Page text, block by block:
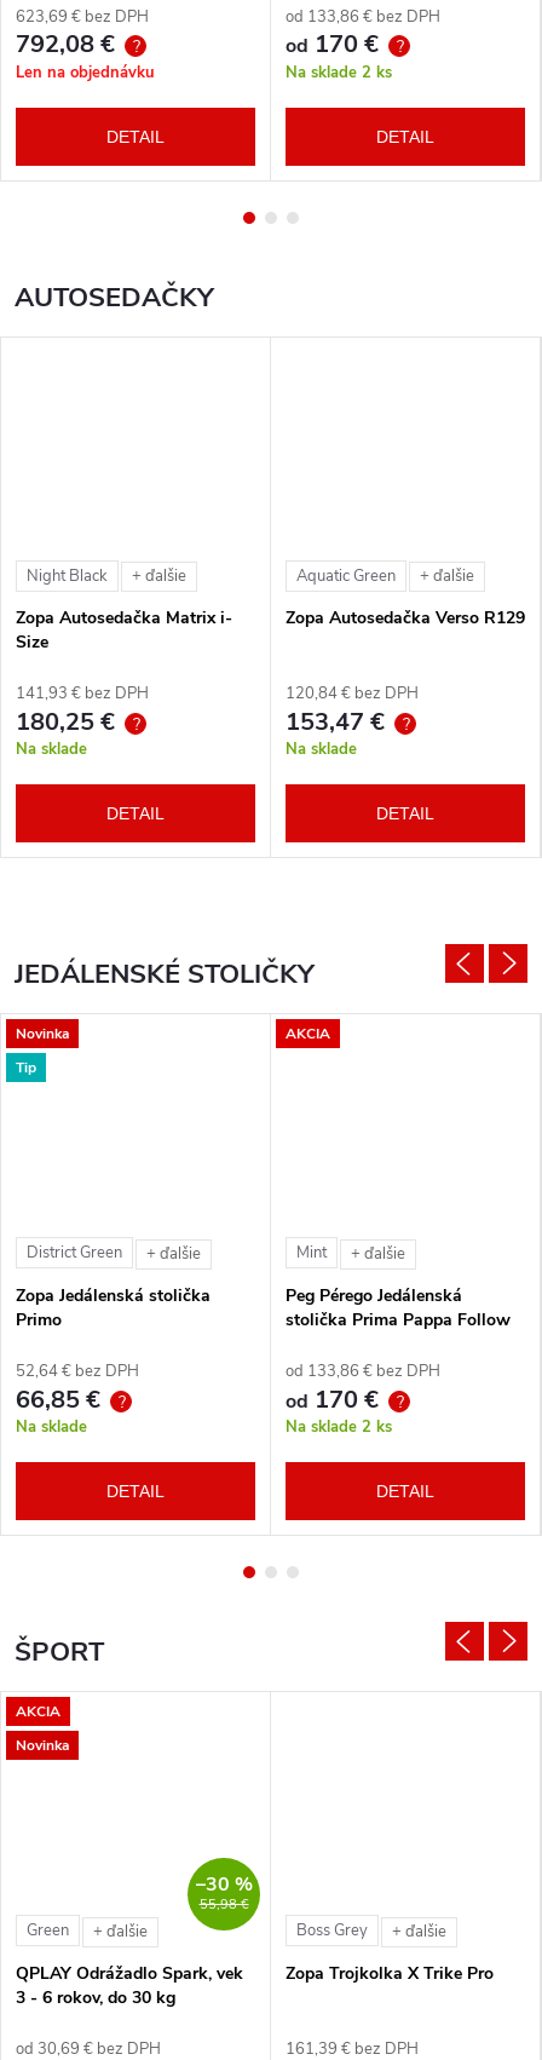
vlastného výberu + báza
623,69 € bez DPH
792,08 € ?
Len na objednávku
DETAIL
od 133,86 € bez DPH
od 170 € ?
Na sklade 2 ks
DETAIL
AUTOSEDAČKY
Night Black + ďalšie
Zopa Autosedačka Matrix i-
Size
141,93 € bez DPH
180,25 € ?
Na sklade
DETAIL
Aquatic Green + ďalšie
Zopa Autosedačka Verso R129
120,84 € bez DPH
153,47 € ?
Na sklade
DETAIL
JEDÁLENSKÉ STOLIČKY
Novinka
Tip
District Green + ďalšie
Zopa Jedálenská stolička
Primo
52,64 € bez DPH
66,85 € ?
Na sklade
DETAIL
AKCIA
Mint + ďalšie
Peg Pérego Jedálenská
stolička Prima Pappa Follow
od 133,86 € bez DPH
od 170 € ?
Na sklade 2 ks
DETAIL
ŠPORT
AKCIA
Novinka
55,98 €
–30 %
Green + ďalšie
QPLAY Odrážadlo Spark, vek
3 - 6 rokov, do 30 kg
od 30,69 € bez DPH
Boss Grey + ďalšie
Zopa Trojkolka X Trike Pro
161,39 € bez DPH